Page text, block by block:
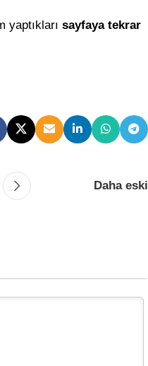
yaptıkları sayfaya tekrar
Daha eski